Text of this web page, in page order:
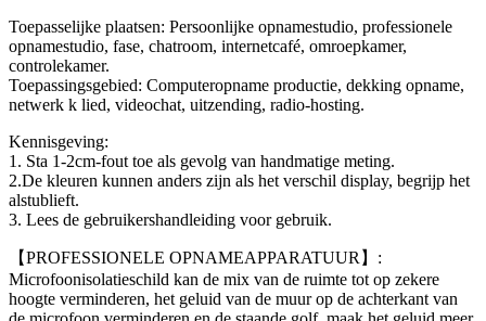
Toepasselijke plaatsen: Persoonlijke opnamestudio, professionele
opnamestudio, fase, chatroom, internetcafé, omroepkamer,
controlekamer.
Toepassingsgebied: Computeropname productie, dekking opname,
netwerk k lied, videochat, uitzending, radio-hosting.
Kennisgeving:
1. Sta 1-2cm-fout toe als gevolg van handmatige meting.
2.De kleuren kunnen anders zijn als het verschil display, begrijp het
alstublieft.
3. Lees de gebruikershandleiding voor gebruik.
【PROFESSIONELE OPNAMEAPPARATUUR】:
Microfoonisolatieschild kan de mix van de ruimte tot op zekere
hoogte verminderen, het geluid van de muur op de achterkant van